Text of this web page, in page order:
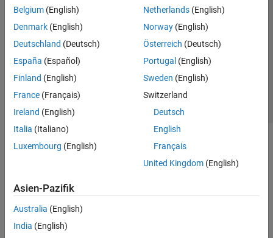
Belgium (English)
Denmark (English)
Deutschland (Deutsch)
España (Español)
Finland (English)
France (Français)
Ireland (English)
Italia (Italiano)
Luxembourg (English)
Netherlands(English)
Norway(English)
Österreich (Deutsch)
Portugal (English)
Sweden (English)
Switzerland
Deutsch
English
Français
United Kingdom(English)
Asien-Pazifik
Australia (English)
India (English)
Trust Center
Datenschutz-Richtlinien
Datendiebstahl verhindern
Status von Anwendungen
© 1994-2026 The MathWorks, Inc.
Website auswählen
Deutschland